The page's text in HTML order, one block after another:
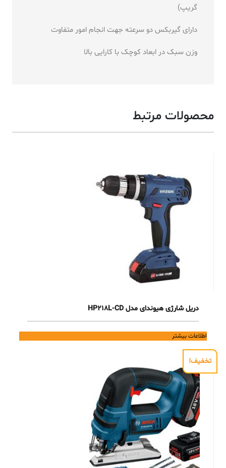
گریپ)
دارای گیربکس دو سرعته جهت انجام امور متفاوت
وزن سبک در ابعاد کوچک با کارایی بالا
محصولات مرتبط
دریل شارژی هیوندای مدل HP218L-CD
اطلاعات بیشتر
تخفیف!